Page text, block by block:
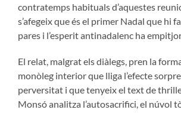
contratemps habituals d’aquestes
s’afegeix que és el primer Nadal que hi
pares i l’esperit antinadalenc ha
El relat, malgrat els diàlegs, pren la
monòleg interior que lliga l’efecte
perversitat i que tenyeix el text de
Monsó analitza l’autosacrifici, el núvol